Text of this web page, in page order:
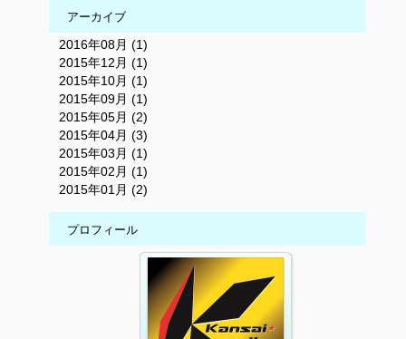
アーカイブ
2016年08月 (1)
2015年12月 (1)
2015年10月 (1)
2015年09月 (1)
2015年05月 (2)
2015年04月 (3)
2015年03月 (1)
2015年02月 (1)
2015年01月 (2)
プロフィール